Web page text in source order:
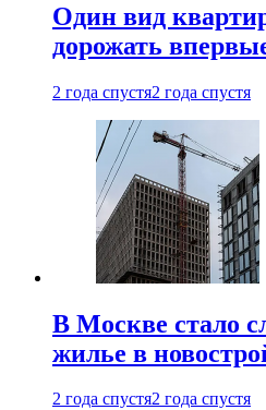
Один вид
дорожать
2 года спустя2 года спустя
В Москве стало
жилье в
2 года спустя2 года спустя